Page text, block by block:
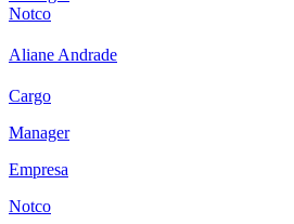
Notco
Aliane Andrade
Cargo
Manager
Empresa
Notco